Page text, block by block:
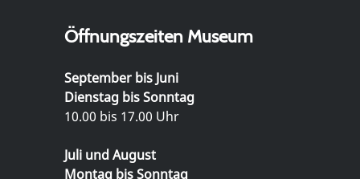
Öffnungszeiten Museum
September bis Juni
Dienstag bis Sonntag
10.00 bis 17.00 Uhr
Juli und August
Montag bis Sonntag